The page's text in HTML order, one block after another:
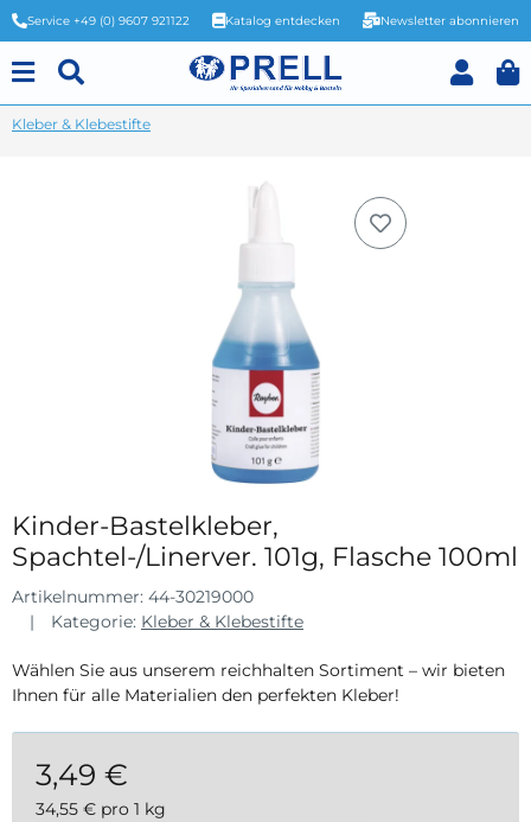
Service +49 (0) 9607 921122 Katalog entdecken Newsletter abonnieren
Kleber & Klebestifte
Kinder-Bastelkleber,
Spachtel-/Linerver. 101g, Flasche 100ml
Artikelnummer: 44-30219000
Kategorie: Kleber & Klebestifte
Wählen Sie aus unserem reichhalten Sortiment – wir bieten
Ihnen für alle Materialien den perfekten Kleber!
3,49 €
34,55 € pro 1 kg